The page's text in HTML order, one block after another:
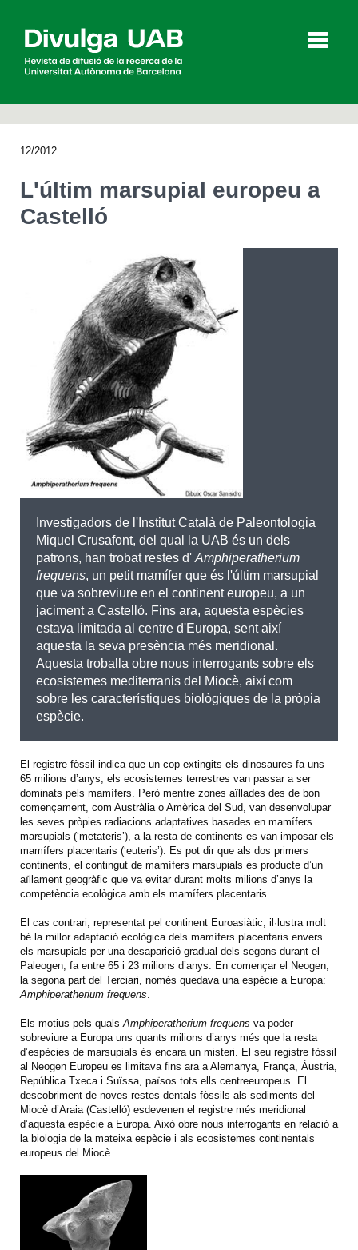
Español
CERCAR
12/2012
L'últim marsupial europeu a
Castelló
Investigadors de l'Institut Català de Paleontologia
Miquel Crusafont, del qual la UAB és un dels
patrons, han trobat restes d' Amphiperatherium
frequens, un petit mamífer que és l'últim marsupial
que va sobreviure en el continent europeu, a un
jaciment a Castelló. Fins ara, aquesta espècies
estava limitada al centre d'Europa, sent així
aquesta la seva presència més meridional.
Aquesta troballa obre nous interrogants sobre els
ecosistemes mediterranis del Miocè, així com
sobre les característiques biològiques de la pròpia
espècie.
El registre fòssil indica que un cop extingits els dinosaures fa uns
65 milions d’anys, els ecosistemes terrestres van passar a ser
dominats pels mamífers. Però mentre zones aïllades des de bon
començament, com Austràlia o Amèrica del Sud, van desenvolupar
les seves pròpies radiacions adaptatives basades en mamífers
marsupials (‘metateris’), a la resta de continents es van imposar els
mamífers placentaris (‘euteris’). Es pot dir que als dos primers
continents, el contingut de mamífers marsupials és producte d’un
aïllament geogràfic que va evitar durant molts milions d’anys la
competència ecològica amb els mamífers placentaris.
El cas contrari, representat pel continent Euroasiàtic, il·lustra molt
bé la millor adaptació ecològica dels mamífers placentaris envers
els marsupials per una desaparició gradual dels segons durant el
Paleogen, fa entre 65 i 23 milions d’anys. En començar el Neogen,
la segona part del Terciari, només quedava una espècie a Europa:
Amphiperatherium frequens.
Els motius pels qualsAmphiperatherium frequens va poder
sobreviure a Europa uns quants milions d’anys més que la resta
d’espècies de marsupials és encara un misteri. El seu registre fòssil
al Neogen Europeu es limitava fins ara a Alemanya, França, Àustria,
República Txeca i Suïssa, països tots ells centreeuropeus. El
descobriment de noves restes dentals fòssils als sediments del
Miocè d’Araia (Castelló) esdevenen el registre més meridional
d’aquesta espècie a Europa. Això obre nous interrogants en relació a
la biologia de la mateixa espècie i als ecosistemes continentals
europeus del Miocè.